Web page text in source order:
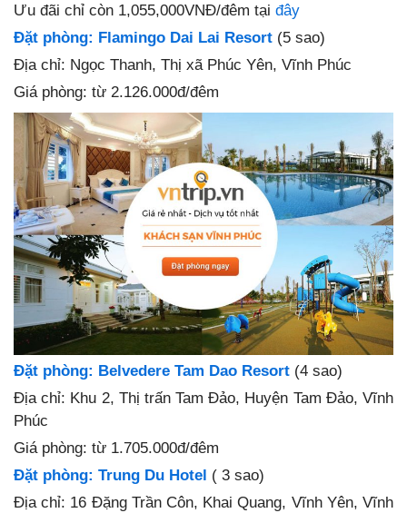
Ưu đãi chỉ còn 1,055,000VNĐ/đêm tại đây
Đặt phòng: Flamingo Dai Lai Resort (5 sao)
Địa chỉ: Ngọc Thanh, Thị xã Phúc Yên, Vĩnh Phúc
Giá phòng: từ 2.126.000đ/đêm
Đặt phòng: Belvedere Tam Dao Resort (4 sao)
Địa chỉ: Khu 2, Thị trấn Tam Đảo, Huyện Tam Đảo, Vĩnh
Phúc
Giá phòng: từ 1.705.000đ/đêm
Đặt phòng: Trung Du Hotel ( 3 sao)
Địa chỉ: 16 Đặng Trần Côn, Khai Quang, Vĩnh Yên, Vĩnh